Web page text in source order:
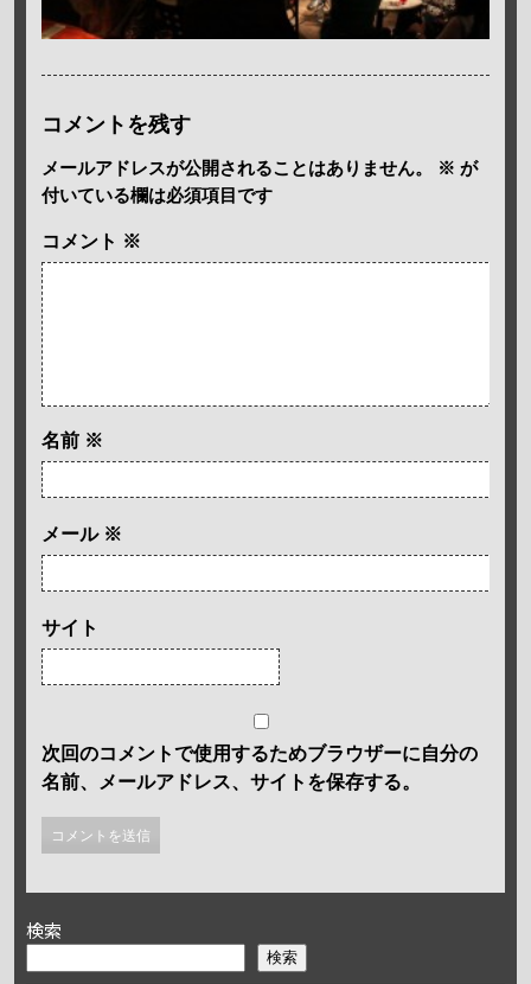
コメントを残す
メールアドレスが公開されることはありません。 ※ が
付いている欄は必須項目です
コメント ※
名前 ※
メール ※
サイト
次回のコメントで使用するためブラウザーに自分の
名前、メールアドレス、サイトを保存する。
検索
検索